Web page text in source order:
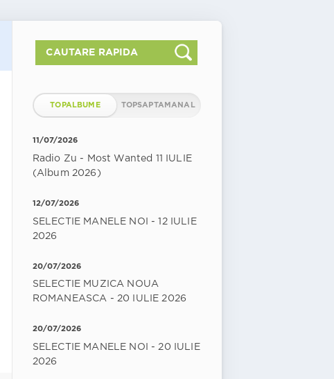
TOPALBUME TOPSAPTAMANAL
11/07/2026
Radio Zu - Most Wanted 11 IULIE
(Album 2026)
12/07/2026
SELECTIE MANELE NOI - 12 IULIE
2026
20/07/2026
SELECTIE MUZICA NOUA
ROMANEASCA - 20 IULIE 2026
20/07/2026
SELECTIE MANELE NOI - 20 IULIE
2026